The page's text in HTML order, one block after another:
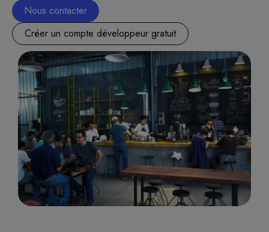
Nous contacter
Créer un compte développeur gratuit